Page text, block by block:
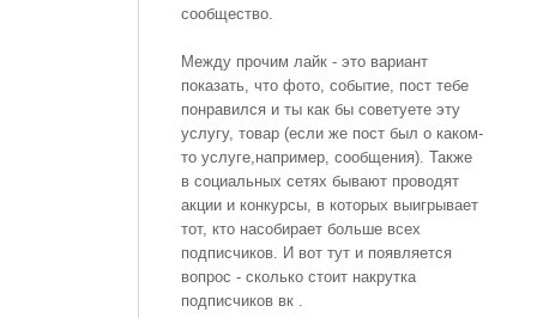
сообщество.
Между прочим лайк - это вариант
показать, что фото, событие, пост тебе
понравился и ты как бы советуете эту
услугу, товар (если же пост был о каком-
то услуге,например, сообщения). Также
в социальных сетях бывают проводят
акции и конкурсы, в которых выигрывает
тот, кто насобирает больше всех
подписчиков. И вот тут и появляется
вопрос - сколько стоит накрутка
подписчиков вк .